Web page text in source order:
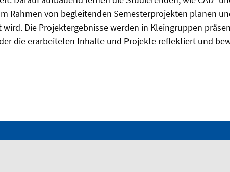
Rahmen von begleitenden Semesterprojekten planen
Die Projektergebnisse werden in Kleingruppen
die erarbeiteten Inhalte und Projekte reflektiert und